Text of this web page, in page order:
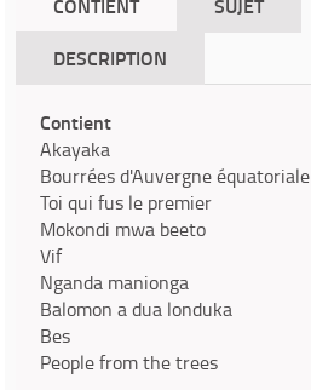
DESCRIPTION
Contient
Akayaka
Bourrées d'Auvergne équatoriale
Toi qui fus le premier
Mokondi mwa beeto
Vif
Nganda manionga
Balomon a dua londuka
Bes
People from the trees